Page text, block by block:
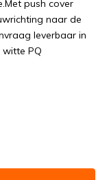
push cover
naar de
leverbaar in
witte PQ